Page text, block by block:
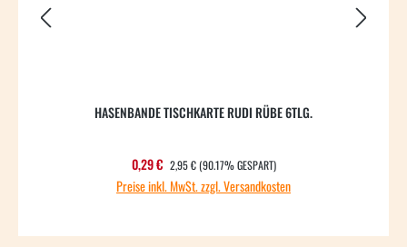
HASENBANDE TISCHKARTE RUDI RÜBE 6TLG.
Verkaufspreis:
0,29 € REGULÄRER PREIS:
2,95 € (90.17% GESPART)
Preise inkl. MwSt. zzgl. Versandkosten